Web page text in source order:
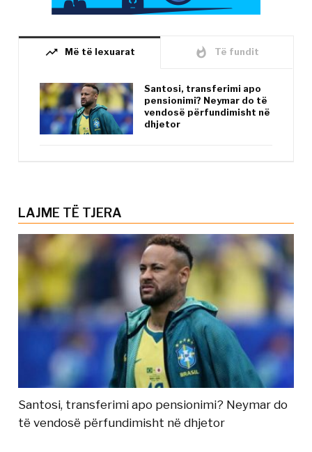
trending_up Më të lexuarat whatshot Të fundit
Santosi, transferimi apo
pensionimi? Neymar do të
vendosë përfundimisht në
dhjetor
LAJME TË TJERA
Santosi, transferimi apo pensionimi? Neymar do
të vendosë përfundimisht në dhjetor